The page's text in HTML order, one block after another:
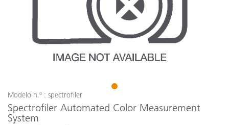
1
Modelo n.º : spectrofiler
Spectrofiler Automated Color Measurement
System